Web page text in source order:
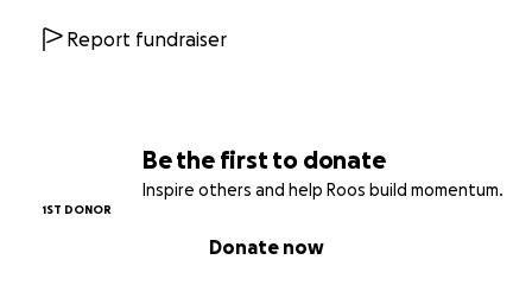
Be the first to donate
Inspire others and help Roos build momentum.
1ST DONOR
Donate now
competitie alleen doorgaan als er voldoende
financiële basis is.
Gaat jouw voorkeur uit naar sponsoring? Bekijk dan
Report fundraiser